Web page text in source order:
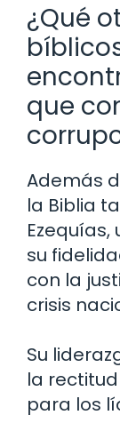
¿Qué
que
Además
la Biblia
su
con la
crisis
Su
la
para los